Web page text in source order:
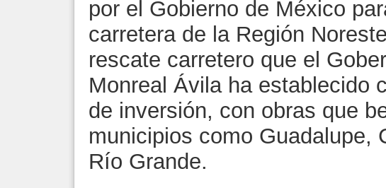
por el Gobierno de México
carretera de la Región
rescate carretero que el
Monreal Ávila ha establecido
de inversión, con obras que
municipios como Guadalupe,
Río Grande.